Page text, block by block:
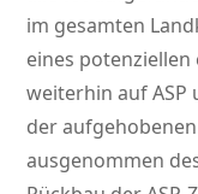
im gesamten
eines
weiterhin auf
der
ausgenommen